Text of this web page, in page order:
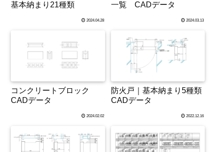
基本納まり21種類
2024.04.28
一覧 CADデータ
2024.03.13
コンクリートブロック
CADデータ
2024.02.02
防火戸｜基本納まり5種類
CADデータ
2022.12.16